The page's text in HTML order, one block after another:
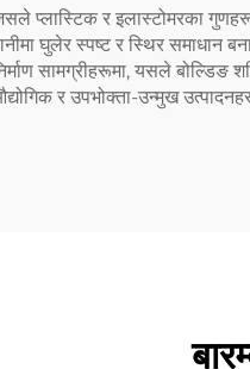
प्लास्टिक र इलास्टोमरका
घुलेर स्पष्ट र स्थिर समाधान
सामग्रीहरूमा, यसले बोल्डिङ
र उपभोक्ता-उन्मुख